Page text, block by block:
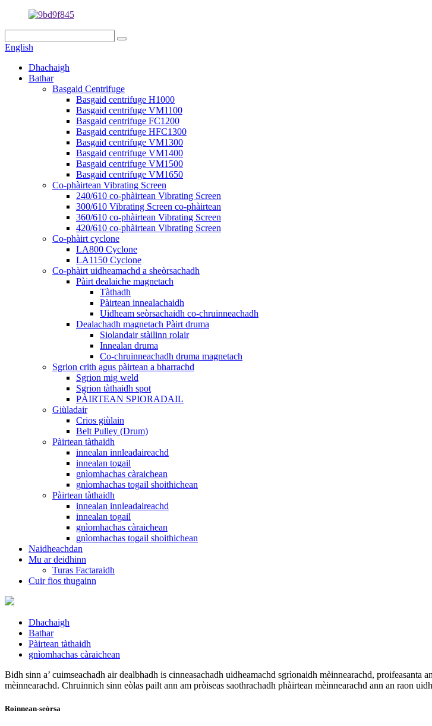
English
Dhachaigh
Bathar
Basgaid Centrifuge
Basgaid centrifuge H1000
Basgaid centrifuge VM1100
Basgaid centrifuge FC1200
Basgaid centrifuge HFC1300
Basgaid centrifuge VM1300
Basgaid centrifuge VM1400
Basgaid centrifuge VM1500
Basgaid centrifuge VM1650
Co-phàirtean Vibrating Screen
240/610 co-phàirtean Vibrating Screen
300/610 Vibrating Screen co-phàirtean
360/610 co-phàirtean Vibrating Screen
420/610 co-phàirtean Vibrating Screen
Co-phàirt cyclone
LA800 Cyclone
LA1150 Cyclone
Co-phàirt uidheamachd a sheòrsachadh
Pàirt dealaiche magnetach
Tàthadh
Pàirtean innealachaidh
Uidheam seòrsachaidh co-chruinneachadh
Dealachadh magnetach Pàirt druma
Siolandair stàilinn rolair
Innealan druma
Co-chruinneachadh druma magnetach
Sgrion crith agus pàirtean a bharrachd
Sgrion mig weld
Sgrion tàthaidh spot
PÀIRTEAN SPIORADAIL
Giùladair
Crios giùlain
Belt Pulley (Drum)
Pàirtean tàthaidh
innealan innleadaireachd
innealan togail
gnìomhachas càraichean
gnìomhachas togail shoithichean
Pàirtean tàthaidh
innealan innleadaireachd
innealan togail
gnìomhachas càraichean
gnìomhachas togail shoithichean
Naidheachdan
Mu ar deidhinn
Turas Factaraidh
Cuir fios thugainn
Dhachaigh
Bathar
Pàirtean tàthaidh
gnìomhachas càraichean
Bidh sinn a’ cuimseachadh air dealbhadh is cinneasachadh uidheamachd sgrìonaidh mèinnearachd, proifeasanta
mèinnearachd. Chruinnich sinn eòlas pailt ann am pròiseas saothrachadh phàirtean mèinnearachd ann an raon
Roinnean-seòrsa